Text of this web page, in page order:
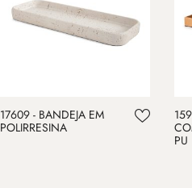
17609 - BANDEJA EM
POLIRRESINA
PU